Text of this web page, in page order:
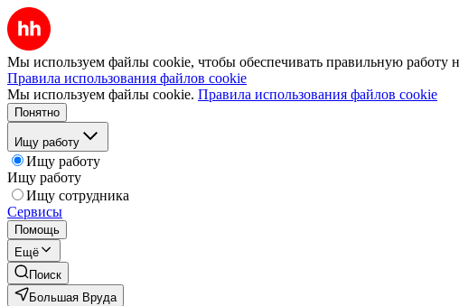
Мы используем файлы cookie, чтобы обеспечивать правильную работу
Правила использования файлов cookie
Мы используем файлы cookie. Правила использования файлов cookie
Понятно
Ищу работу
Ищу работу
Ищу работу
Ищу сотрудника
Сервисы
Помощь
Ещё
Поиск
Большая Вруда